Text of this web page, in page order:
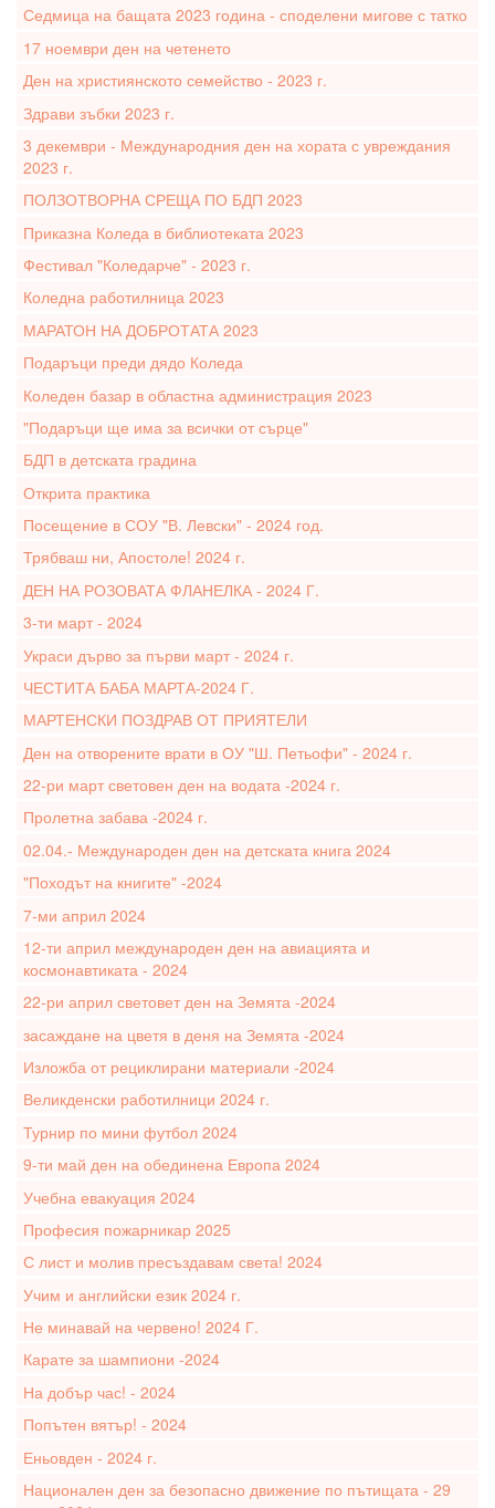
Седмица на бащата 2023 година - споделени мигове с татко
17 ноември ден на четенето
Ден на християнското семейство - 2023 г.
Здрави зъбки 2023 г.
3 декември - Международния ден на хората с увреждания
2023 г.
ПОЛЗОТВОРНА СРЕЩА ПО БДП 2023
Приказна Коледа в библиотеката 2023
Фестивал "Коледарче" - 2023 г.
Коледна работилница 2023
МАРАТОН НА ДОБРОТАТА 2023
Подаръци преди дядо Коледа
Коледен базар в областна администрация 2023
"Подаръци ще има за всички от сърце"
БДП в детската градина
Открита практика
Посещение в СОУ "В. Левски" - 2024 год.
Трябваш ни, Апостоле! 2024 г.
ДЕН НА РОЗОВАТА ФЛАНЕЛКА - 2024 Г.
3-ти март - 2024
Украси дърво за първи март - 2024 г.
ЧЕСТИТА БАБА МАРТА-2024 Г.
МАРТЕНСКИ ПОЗДРАВ ОТ ПРИЯТЕЛИ
Ден на отворените врати в ОУ "Ш. Петьофи" - 2024 г.
22-ри март световен ден на водата -2024 г.
Пролетна забава -2024 г.
02.04.- Международен ден на детската книга 2024
"Походът на книгите" -2024
7-ми април 2024
12-ти април международен ден на авиацията и
космонавтиката - 2024
22-ри април световет ден на Земята -2024
засаждане на цветя в деня на Земята -2024
Изложба от рециклирани материали -2024
Великденски работилници 2024 г.
Турнир по мини футбол 2024
9-ти май ден на обединена Европа 2024
Учебна евакуация 2024
Професия пожарникар 2025
С лист и молив пресъздавам света! 2024
Учим и английски език 2024 г.
Не минавай на червено! 2024 Г.
Карате за шампиони -2024
На добър час! - 2024
Попътен вятър! - 2024
Еньовден - 2024 г.
Национален ден за безопасно движение по пътищата - 29